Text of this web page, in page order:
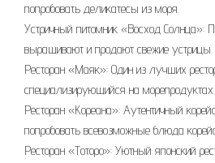
попробовать деликатесы из моря.
Устричный питомник «Восход Солнца»:
выращивают и продают свежие устрицы.
Ресторан «Маяк»: Один из лучших
специализирующийся на морепродуктах.
Ресторан «Кореана»: Аутентичный
попробовать всевозможные блюда
Ресторан «Тоторо»: Уютный японский